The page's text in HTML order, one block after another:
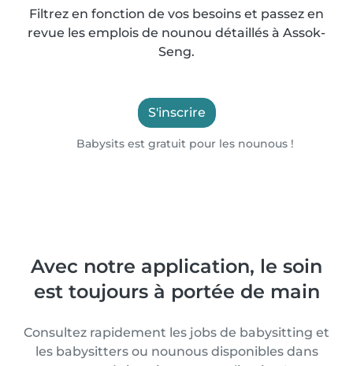
Filtrez en fonction de vos besoins et passez en
revue les emplois de nounou détaillés à Assok-
Seng.
S'inscrire
Babysits est gratuit pour les nounous !
Avec notre application, le soin
est toujours à portée de main
Consultez rapidement les jobs de babysitting et
les babysitters ou nounous disponibles dans